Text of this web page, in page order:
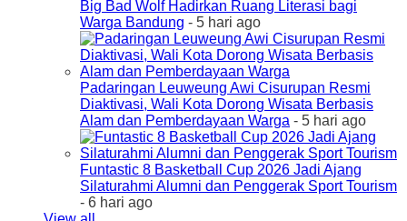
Big Bad Wolf Hadirkan Ruang Literasi bagi
Warga Bandung - 5 hari ago
Padaringan Leuweung Awi Cisurupan Resmi
Diaktivasi, Wali Kota Dorong Wisata Berbasis
Alam dan Pemberdayaan Warga - 5 hari ago
Funtastic 8 Basketball Cup 2026 Jadi Ajang
Silaturahmi Alumni dan Penggerak Sport Tourism
- 6 hari ago